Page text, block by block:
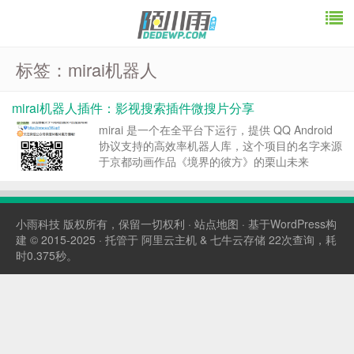
标签：mirai机器人
mirai机器人插件：影视搜索插件微搜片分享
mirai 是一个在全平台下运行，提供 QQ Android
协议支持的高效率机器人库，这个项目的名字来源
于京都动画作品《境界的彼方》的栗山未来
创作与活动(Magical mirai)图标以及形象由画师
小雨科技 版权所有，保留一切权利 · 站点地图 · 基于WordPress构
建 © 2015-2025 · 托管于 阿里云主机 & 七牛云存储 22次查询，耗
时0.375秒。